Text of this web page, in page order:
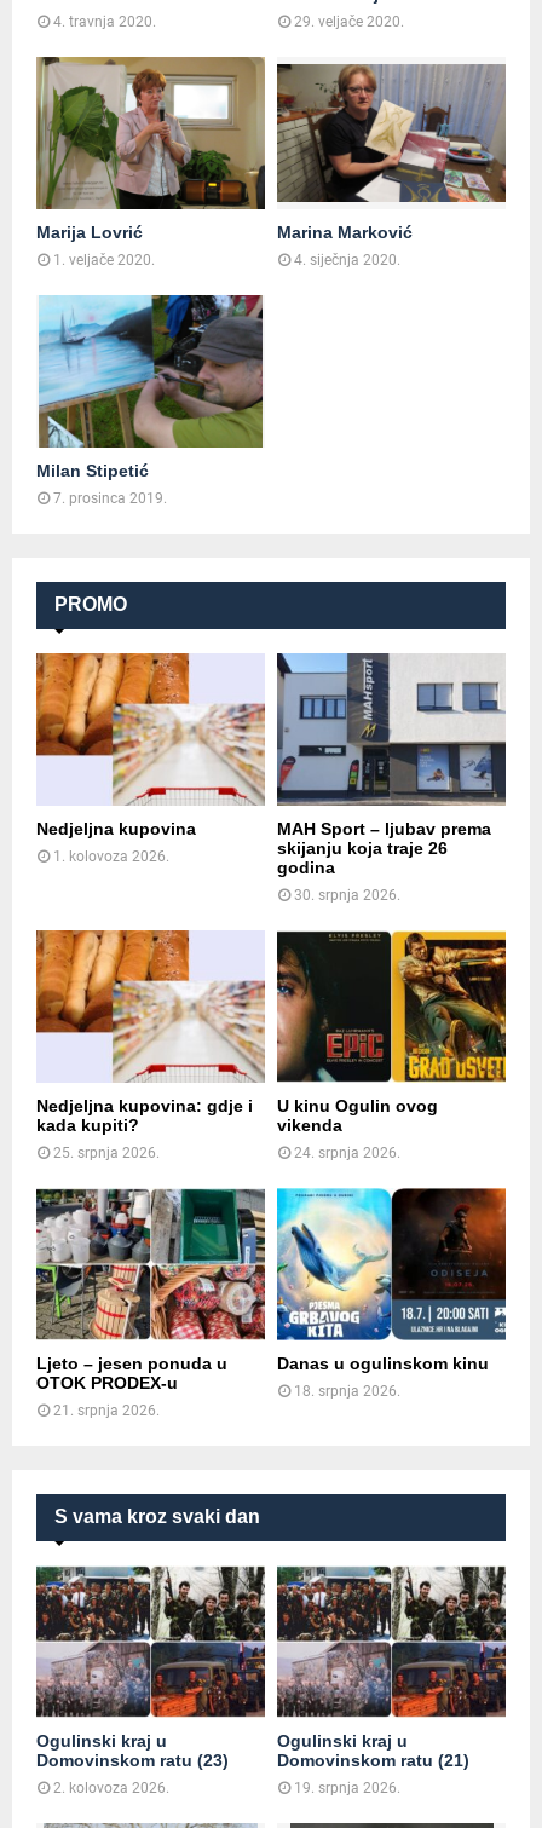
S vama kroz svaki dan
Ogulinski kraj u
Domovinskom ratu (23)
2. kolovoza 2026.
Ogulinski kraj u
Domovinskom ratu (21)
19. srpnja 2026.
4. travnja 2020. 29. veljače 2020.
Marija Lovrić
1. veljače 2020.
Marina Marković
4. siječnja 2020.
Milan Stipetić
7. prosinca 2019.
PROMO
Nedjeljna kupovina
1. kolovoza 2026.
MAH Sport – ljubav prema
skijanju koja traje 26
godina
30. srpnja 2026.
Nedjeljna kupovina: gdje i
kada kupiti?
25. srpnja 2026.
U kinu Ogulin ovog
vikenda
24. srpnja 2026.
Ljeto – jesen ponuda u
OTOK PRODEX-u
21. srpnja 2026.
Danas u ogulinskom kinu
18. srpnja 2026.